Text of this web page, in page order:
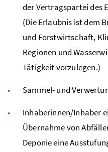
der Vertragspartei des
(Die Erlaubnis ist dem
und Forstwirtschaft,
Regionen und
Tätigkeit vorzulegen.)
Sammel- und
Inhaberinnen/Inhaber
Übernahme von
Deponie eine